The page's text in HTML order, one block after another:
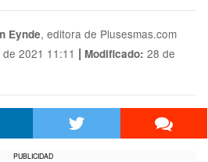
Eynde, editora de Plusesmas.com
2021 11:11 | Modificado: 28 de
PUBLICIDAD